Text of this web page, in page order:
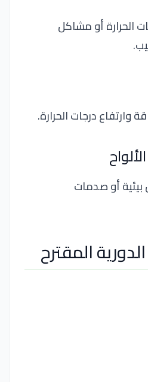
الحرارة أو مشاكل
وارتفاع درجات الحرارة.
أو صدمات
المقترح